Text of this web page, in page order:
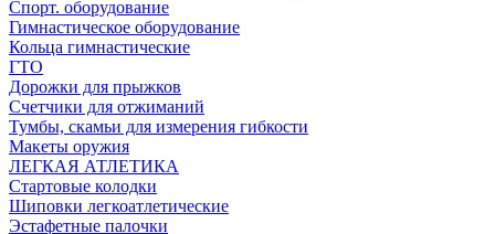
Спорт. оборудование
Гимнастическое оборудование
Кольца гимнастические
ГТО
Дорожки для прыжков
Счетчики для отжиманий
Тумбы, скамьи для измерения гибкости
Макеты оружия
ЛЕГКАЯ АТЛЕТИКА
Стартовые колодки
Шиповки легкоатлетические
Эстафетные палочки